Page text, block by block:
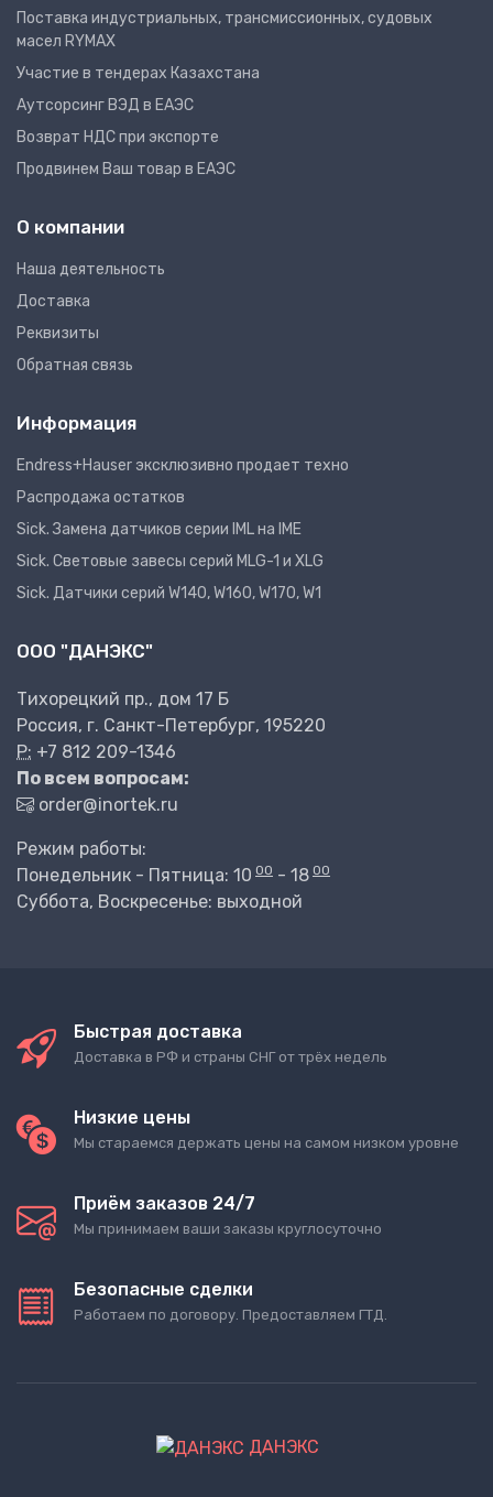
Поставка индустриальных, трансмиссионных, судовых
масел RYMAX
Участие в тендерах Казахстана
Аутсорсинг ВЭД в ЕАЭС
Возврат НДС при экспорте
Продвинем Ваш товар в ЕАЭС
О компании
Наша деятельность
Доставка
Реквизиты
Обратная связь
Информация
Endress+Hauser эксклюзивно продает техно
Распродажа остатков
Sick. Замена датчиков серии IML на IME
Sick. Световые завесы серий MLG-1 и XLG
Sick. Датчики серий W140, W160, W170, W1
ООО "ДАНЭКС"
Тихорецкий пр., дом 17 Б
Россия, г. Санкт-Петербург, 195220
P: +7 812 209-1346
По всем вопросам:
order@inortek.ru
Режим работы:
Понедельник - Пятница: 10 00 - 18 00
Суббота, Воскресенье: выходной
Быстрая доставка
Доставка в РФ и страны СНГ от трёх недель
Низкие цены
Мы стараемся держать цены на самом низком уровне
Приём заказов 24/7
Мы принимаем ваши заказы круглосуточно
Безопасные сделки
Работаем по договору. Предоставляем ГТД.
ДАНЭКС